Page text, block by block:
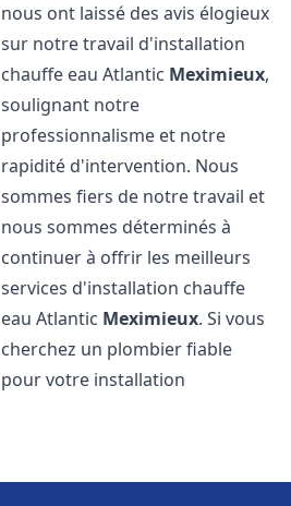
nous ont laissé des avis élogieux
sur notre travail d'installation
chauffe eau Atlantic Meximieux,
soulignant notre
professionnalisme et notre
rapidité d'intervention. Nous
sommes fiers de notre travail et
nous sommes déterminés à
continuer à offrir les meilleurs
services d'installation chauffe
eau Atlantic Meximieux. Si vous
cherchez un plombier fiable
pour votre installation